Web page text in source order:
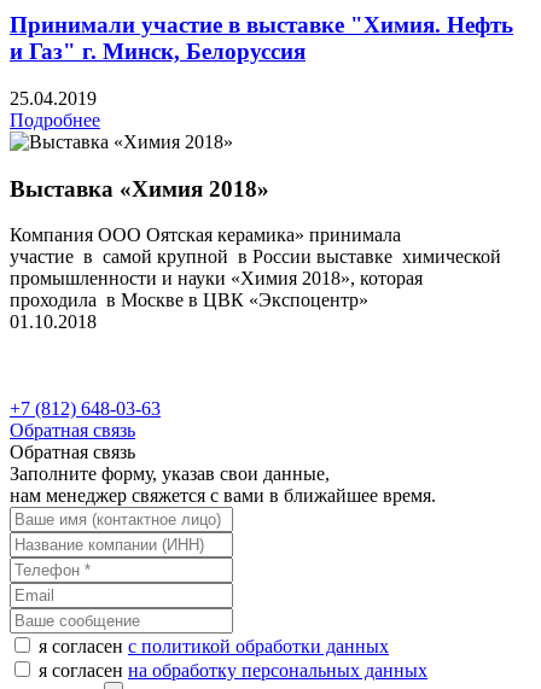
Принимали участие в выставке "Химия. Нефть
и Газ" г. Минск, Белоруссия
25.04.2019
Подробнее
Выставка «Химия 2018»
Компания ООО Оятская керамика» принимала
участие в самой крупной в России выставке химической
промышленности и науки «Химия 2018», которая
проходила в Москве в ЦВК «Экспоцентр»
01.10.2018
+7 (812) 648-03-63
Обратная связь
Обратная связь
Заполните форму, указав свои данные,
нам менеджер свяжется с вами в ближайшее время.
я согласен с политикой обработки данных
я согласен на обработку персональных данных